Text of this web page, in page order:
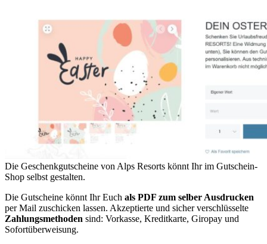
Die Geschenkgutscheine von Alps Resorts könnt Ihr im Gutschein-
Shop selbst gestalten.
Die Gutscheine könnt Ihr Euch als PDF zum selber Ausdrucken
per Mail zuschicken lassen. Akzeptierte und sicher verschlüsselte
Zahlungsmethoden sind: Vorkasse, Kreditkarte, Giropay und
Sofortüberweisung.